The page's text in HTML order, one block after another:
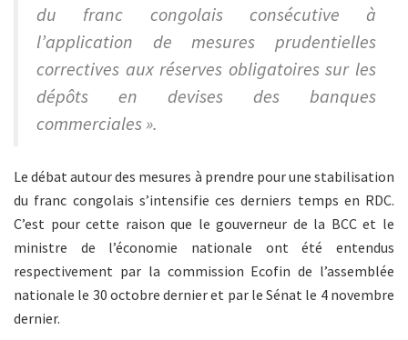
du franc congolais consécutive à
l’application de mesures prudentielles
correctives aux réserves obligatoires sur les
dépôts en devises des banques
commerciales ».
Le débat autour des mesures à prendre pour une stabilisation
du franc congolais s’intensifie ces derniers temps en RDC.
C’est pour cette raison que le gouverneur de la BCC et le
ministre de l’économie nationale ont été entendus
respectivement par la commission Ecofin de l’assemblée
nationale le 30 octobre dernier et par le Sénat le 4 novembre
dernier.